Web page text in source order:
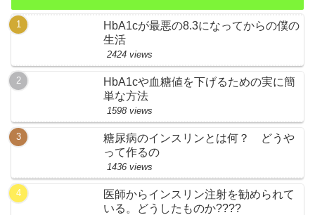
HbA1cが最悪の8.3になってからの僕の
生活
2424 views
HbA1cや血糖値を下げるための実に簡
単な方法
1598 views
糖尿病のインスリンとは何？ どうや
って作るの
1436 views
医師からインスリン注射を勧められて
いる。どうしたものか????